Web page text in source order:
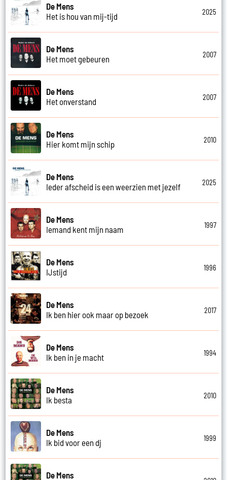
De Mens
Het is hou van mij-tijd
2025
De Mens
Het moet gebeuren
2007
De Mens
Het onverstand
2007
De Mens
Hier komt mijn schip
2010
De Mens
Ieder afscheid is een weerzien met jezelf
2025
De Mens
Iemand kent mijn naam
1997
De Mens
IJstijd
1996
De Mens
Ik ben hier ook maar op bezoek
2017
De Mens
Ik ben in je macht
1994
De Mens
Ik besta
2010
De Mens
Ik bid voor een dj
1999
De Mens